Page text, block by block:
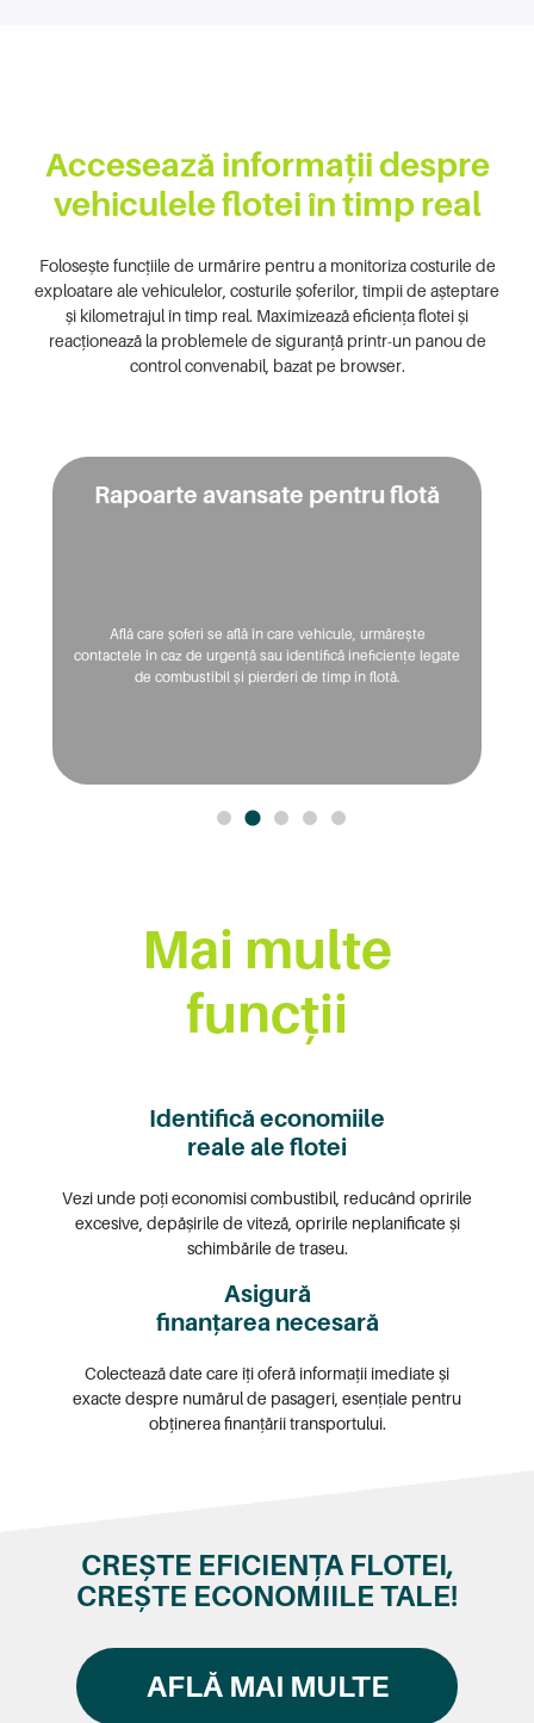
Accesează informații despre
vehiculele flotei în timp real
Folosește funcțiile de urmărire pentru a monitoriza costurile de
exploatare ale vehiculelor, costurile șoferilor, timpii de așteptare
și kilometrajul în timp real. Maximizează eficiența flotei și
reacționează la problemele de siguranță printr-un panou de
control convenabil, bazat pe browser.
Rapoarte avansate pentru flotă
Rapoarte avansate pentru flotă
Află care șoferi se află în care vehicule, urmărește
contactele în caz de urgență sau identifică ineficiențe legate
de combustibil și pierderi de timp în flotă.
Mai multe
funcții
Identifică economiile
reale ale flotei
Vezi unde poți economisi combustibil, reducând opririle
excesive, depășirile de viteză, opririle neplanificate și
schimbările de traseu.
Asigură
finanțarea necesară
Colectează date care îți oferă informații imediate și
exacte despre numărul de pasageri, esențiale pentru
obținerea finanțării transportului.
CREȘTE EFICIENȚA FLOTEI,
CREȘTE ECONOMIILE TALE!
AFLĂ MAI MULTE